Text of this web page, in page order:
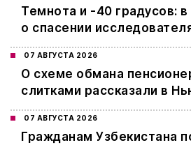
Темнота и -40 градусов:
о спасении
07 АВГУСТА 2026
О схеме обмана
слитками рассказали в
07 АВГУСТА 2026
Гражданам Узбекистана